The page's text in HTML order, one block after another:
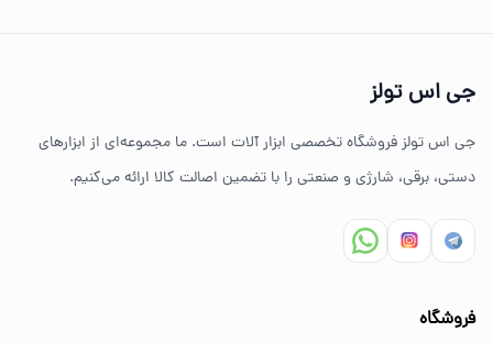
ضمانت اصالت کالا
مشاوره تخصصی خرید ابزار
جی اس تولز
جی اس تولز فروشگاه تخصصی ابزار آلات است. ما مجموعه‌ای از ابزارهای
دستی، برقی، شارژی و صنعتی را با تضمین اصالت کالا ارائه می‌کنیم.
فروشگاه